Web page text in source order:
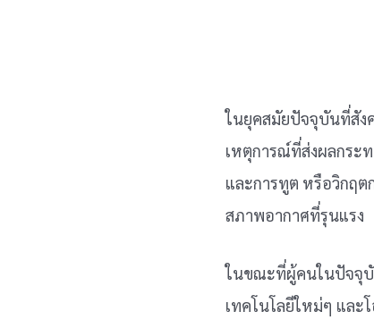
ในยุคสมัยปัจจุบันที่สัง
เหตุการณ์ที่ส่งผลกระ
และการทูต หรือวิกฤ
สภาพอากาศที่รุนแรง
ในขณะที่ผู้คนในปัจจุบั
เทคโนโลยีใหม่ๆ และ